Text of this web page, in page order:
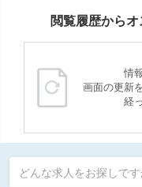
閲覧履歴から
情
画面の更新
経
どんな求人をお探しです